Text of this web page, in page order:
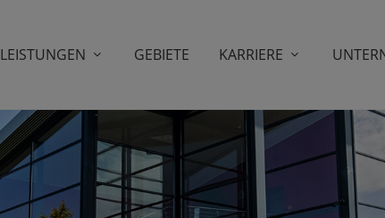
LEISTUNGEN GEBIETE KARRIERE